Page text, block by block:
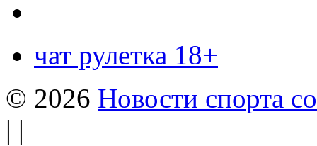
чат рулетка 18+
© 2026 Новости спорта
| |